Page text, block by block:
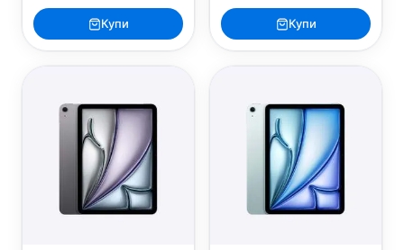
Купи Купи